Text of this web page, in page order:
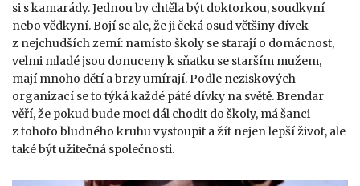
si s kamarády. Jednou by chtěla být doktorkou, soudkyní
nebo vědkyní. Bojí se ale, že ji čeká osud většiny dívek
z nejchudších zemí: namísto školy se starají o domácnost,
velmi mladé jsou donuceny k sňatku se starším mužem,
mají mnoho dětí a brzy umírají. Podle neziskových
organizací se to týká každé páté dívky na světě. Brendar
věří, že pokud bude moci dál chodit do školy, má šanci
z tohoto bludného kruhu vystoupit a žít nejen lepší život, ale
také být užitečná společnosti.